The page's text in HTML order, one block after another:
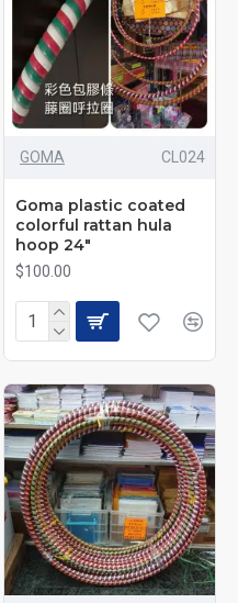
GOMA CL024
Goma plastic coated
colorful rattan hula
hoop 24"
$100.00